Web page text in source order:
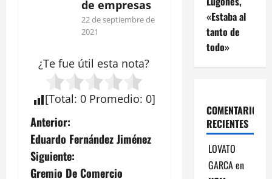
de empresas
22 de septiembre de
2021
¿Te fue útil esta nota?
[Total: 0 Promedio: 0]
N
a
Anterior:
Eduardo Fernández Jiménez
Siguiente:
Gremio De Comercio
«Estaba al
tanto de
todo»
COMENTARIOS
RECIENTES
LOVATO
GARCAen